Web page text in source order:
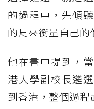
的過程中，先傾
的尺來衡量自己的
他在書中提到，
港大學副校長遴
到香港，整個過程